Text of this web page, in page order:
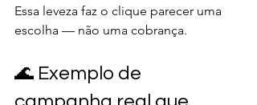
Essa leveza faz o clique parecer uma
escolha — não uma cobrança.
🌊 Exemplo de